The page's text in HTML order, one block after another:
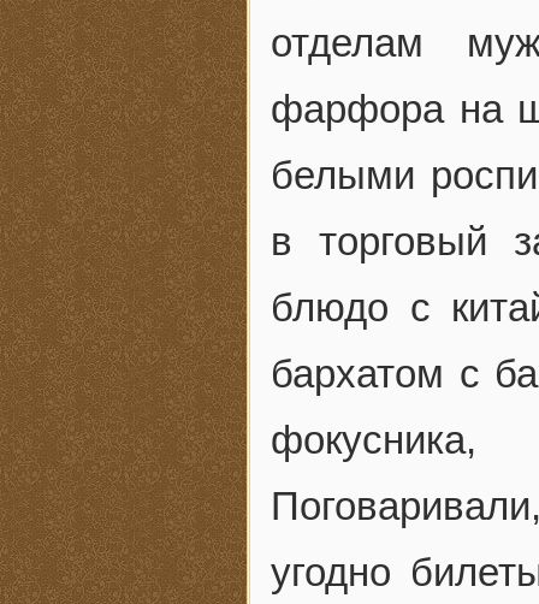
отделам
фарфора на
белыми
в торговый
блюдо с
бархатом с
угодно